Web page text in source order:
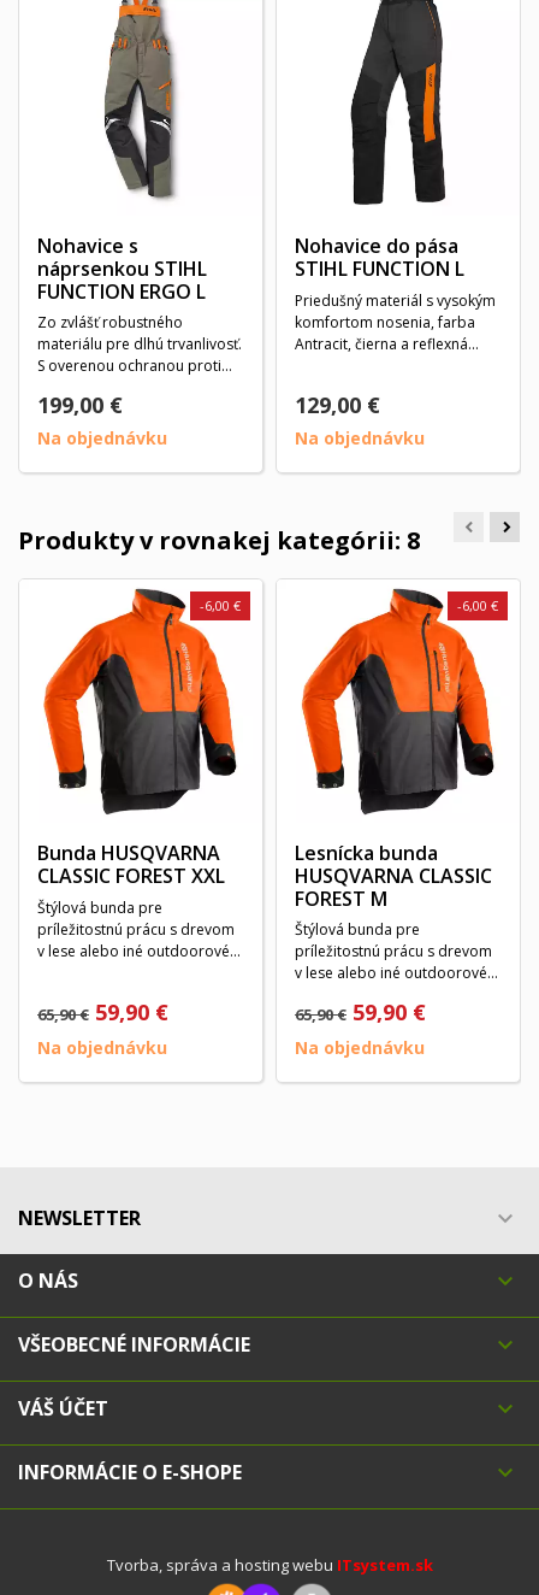
Nohavice s
náprsenkou STIHL
FUNCTION ERGO L
Zo zvlášť robustného
materiálu pre dlhú trvanlivosť.
S overenou ochranou proti
199,00 €
Na objednávku
Nohavice do pása
STIHL FUNCTION L
Priedušný materiál s vysokým
komfortom nosenia, farba
Antracit, čierna a reflexná
129,00 €
Na objednávku
Produkty v rovnakej kategórii: 8
Bunda HUSQVARNA
CLASSIC FOREST XXL
Štýlová bunda pre
príležitostnú prácu s drevom
v lese alebo iné outdoorové
65,90 €
-6,00 €
59,90 €
Na objednávku
Lesnícka bunda
HUSQVARNA CLASSIC
FOREST M
Štýlová bunda pre
príležitostnú prácu s drevom
v lese alebo iné outdoorové
65,90 €
-6,00 €
59,90 €
Na objednávku
NEWSLETTER 
O NÁS 
VŠEOBECNÉ INFORMÁCIE 
VÁŠ ÚČET 
INFORMÁCIE O E-SHOPE 
Tvorba, správa a hosting webu ITsystem.sk